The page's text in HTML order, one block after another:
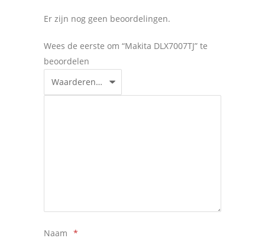
Er zijn nog geen beoordelingen.
Wees de eerste om “Makita DLX7007TJ” te
beoordelen
Naam *